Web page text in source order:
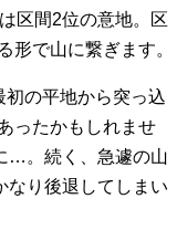
区間2位の意地。区
形で山に繋ぎます。
の平地から突っ込
ったかもしれませ
…。続く、急遽の山
なり後退してしまい